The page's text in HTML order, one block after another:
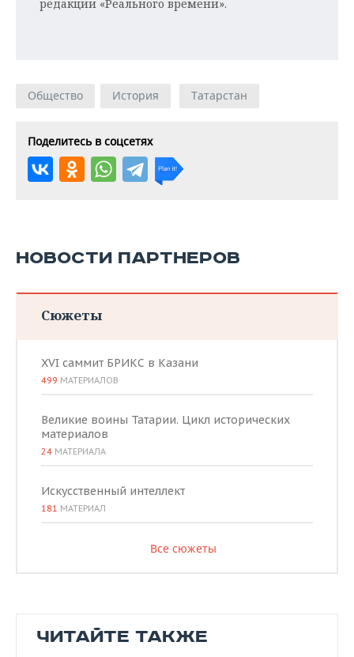
редакции «Реального времени».
Общество История Татарстан
Поделитесь в соцсетях
НОВОСТИ ПАРТНЕРОВ
Сюжеты
XVI саммит БРИКС в Казани
499 МАТЕРИАЛОВ
Великие воины Татарии. Цикл исторических
материалов
24 МАТЕРИАЛА
Искусственный интеллект
181 МАТЕРИАЛ
Все сюжеты
ЧИТАЙТЕ ТАКЖЕ